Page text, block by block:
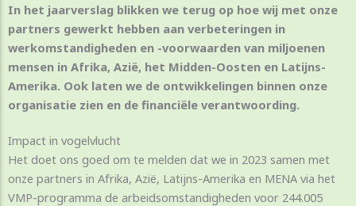
In het jaarverslag blikken we terug op hoe wij met onze
partners gewerkt hebben aan verbeteringen in
werkomstandigheden en -voorwaarden van miljoenen
mensen in Afrika, Azië, het Midden-Oosten en Latijns-
Amerika. Ook laten we de ontwikkelingen binnen onze
organisatie zien en de financiële verantwoording.
Impact in vogelvlucht
Het doet ons goed om te melden dat we in 2023 samen met
onze partners in Afrika, Azië, Latijns-Amerika en MENA via het
VMP-programma de arbeidsomstandigheden voor 244.005